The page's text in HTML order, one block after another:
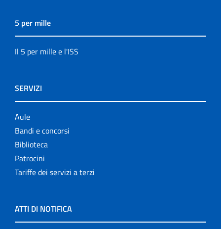
5 per mille
Il 5 per mille e l'ISS
SERVIZI
Aule
Bandi e concorsi
Biblioteca
Patrocini
Tariffe dei servizi a terzi
ATTI DI NOTIFICA